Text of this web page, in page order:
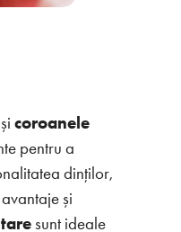
coroanele
pentru a
dinților,
și
sunt ideale